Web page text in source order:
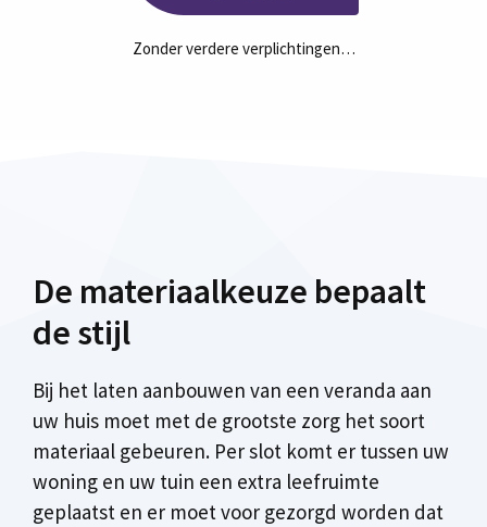
Zonder verdere verplichtingen…
De materiaalkeuze bepaalt
de stijl
Bij het laten aanbouwen van een veranda aan
uw huis moet met de grootste zorg het soort
materiaal gebeuren. Per slot komt er tussen uw
woning en uw tuin een extra leefruimte
geplaatst en er moet voor gezorgd worden dat